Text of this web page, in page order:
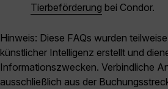
Tierbeförderung bei Condor.
Hinweis: Diese FAQs wurden
künstlicher Intelligenz erstellt und
Informationszwecken. Verbindliche
ausschließlich aus der